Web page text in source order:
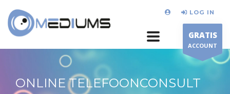
LOG IN
GRATIS
ACCOUNT
ONLINE TELEFOONCONSULT